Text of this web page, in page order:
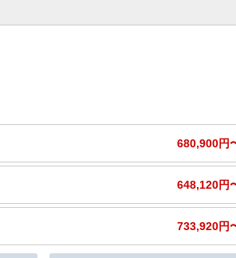
680,900円
648,120円
733,920円